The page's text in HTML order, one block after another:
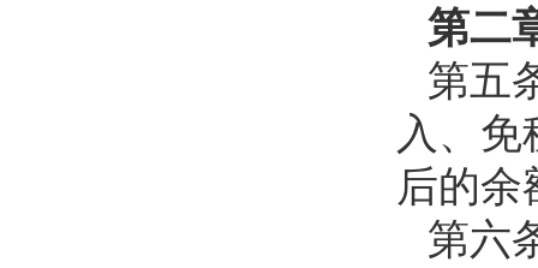
第二
第五
入、
后的余
第六